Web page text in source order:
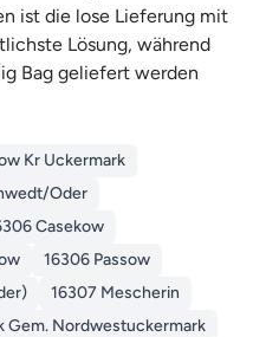
ist die lose Lieferung mit
Lösung, während
Bag geliefert werden
Kr Uckermark
Oder
Casekow
16306 Passow
16307 Mescherin
Gem. Nordwestuckermark